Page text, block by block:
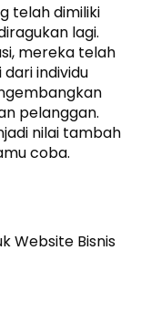
telah dimiliki
lagi.
mereka telah
individu
pelanggan.
nilai tambah
coba.